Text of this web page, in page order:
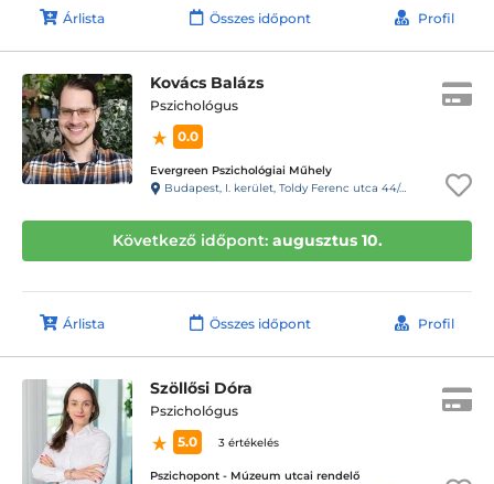
Árlista Összes időpont Profil
Kovács Balázs
Pszichológus
0.0
Evergreen Pszichológiai Műhely
Budapest, I. kerület, Toldy Ferenc utca 44/a, 6-os kapucsengő
Következő időpont: augusztus 10.
Árlista Összes időpont Profil
Szöllősi Dóra
Pszichológus
5.0
3 értékelés
Pszichopont - Múzeum utcai rendelő